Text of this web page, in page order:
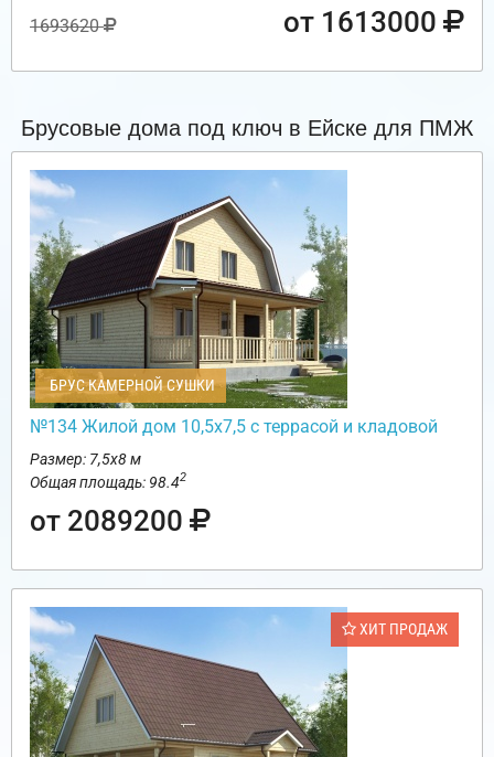
1693620 от 1613000
Брусовые дома под ключ в Ейске для ПМЖ
БРУС КАМЕРНОЙ СУШКИ
№134 Жилой дом 10,5х7,5 с террасой и кладовой
Размер: 7,5х8 м
Общая площадь: 98.42
от 2089200
ХИТ ПРОДАЖ